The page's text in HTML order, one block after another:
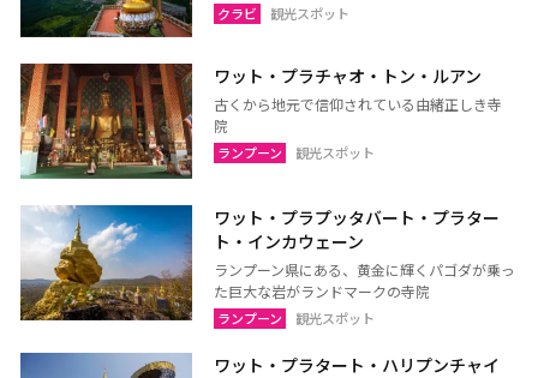
クラビ 観光スポット
ワット・プラチャオ・トン・ルアン
古くから地元で信仰されている由緒正しき寺
院
ランプーン 観光スポット
ワット・プラプッタバート・プラター
ト・インカウェーン
ランプーン県にある、黄金に輝くパゴダが乗っ
た巨大な岩がランドマークの寺院
ランプーン 観光スポット
ワット・プラタート・ハリプンチャイ